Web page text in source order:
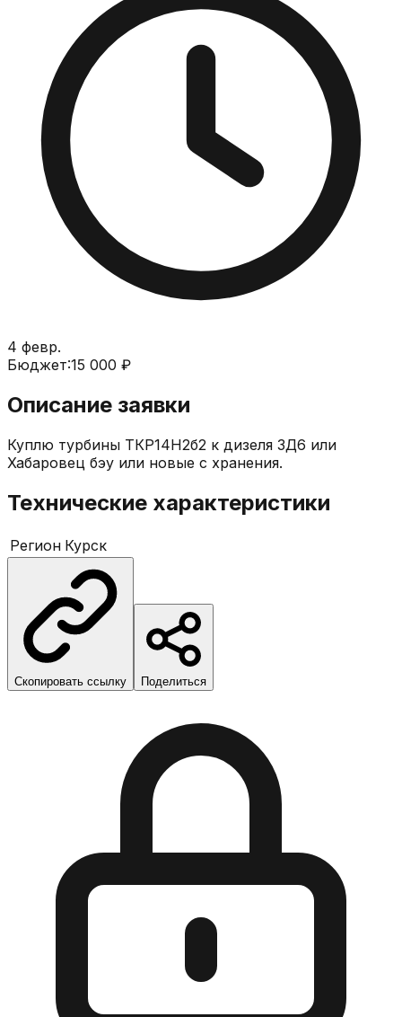
4 февр.
Бюджет:15 000 ₽
Описание заявки
Куплю турбины ТКР14Н2б2 к дизеля 3Д6 или
Хабаровец бэу или новые с хранения.
Технические характеристики
Регион Курск
Скопировать ссылку Поделиться